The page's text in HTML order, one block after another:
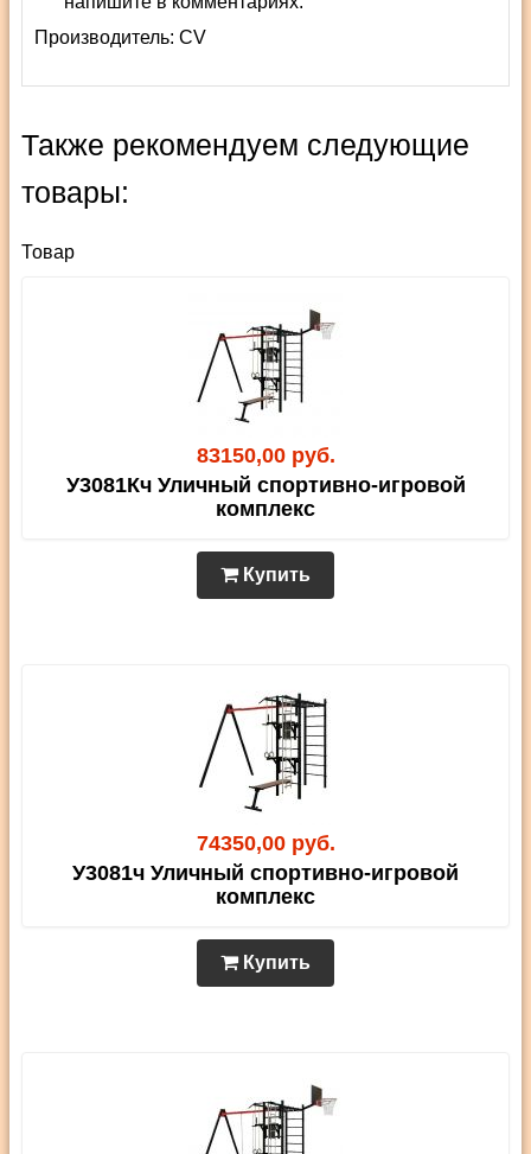
Производитель: СV
Также рекомендуем следующие
товары:
Товар
83150,00 руб.
У3081Кч Уличный спортивно-игровой
комплекс
Купить
74350,00 руб.
У3081ч Уличный спортивно-игровой
комплекс
Купить